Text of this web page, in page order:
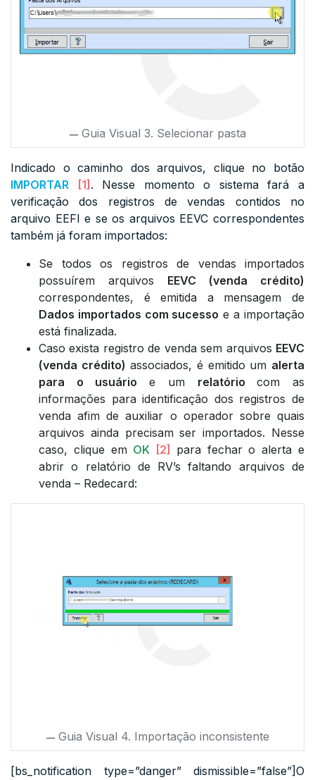
Guia Visual 3. Selecionar pasta
Indicado o caminho dos arquivos, clique no botão
IMPORTAR
[1] . Nesse momento o sistema fará a
verificação dos registros de vendas contidos no
arquivo EEFI e se os arquivos EEVC correspondentes
também já foram importados:
Se todos os registros de vendas importados
possuírem arquivos EEVC (venda crédito)
correspondentes, é emitida a mensagem de
Dados importados com sucesso e a importação
está finalizada.
Caso exista registro de venda sem arquivos EEVC
(venda crédito) associados, é emitido um alerta
para o usuárioe um relatóriocom as
informações para identificação dos registros de
venda afim de auxiliar o operador sobre quais
arquivos ainda precisam ser importados. Nesse
caso, clique em OK [2] para fechar o alerta e
abrir o relatório de RV’s faltando arquivos de
venda – Redecard:
Guia Visual 4. Importação inconsistente
[bs_notification type=”danger” dismissible=”false”]O